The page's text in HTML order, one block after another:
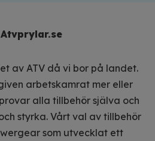
av ATV då vi bor på landet.
arbetskamrat mer eller
alla tillbehör själva och
styrka. Vårt val av tillbehör
som utvecklat ett